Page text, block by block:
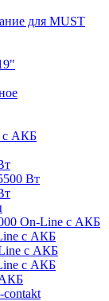
для MUST
с АКБ
Вт
On-Line с АКБ
с АКБ
с АКБ
с АКБ
АКБ